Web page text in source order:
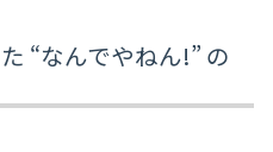
“なんでやねん!” の